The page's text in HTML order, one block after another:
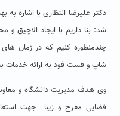
دکتر علیرضا انتظاری با اشاره به
شد: بنا داریم با ایجاد الاچیق
چندمنظوره کنیم که در زمان
شاپ و فست فود به ارائه خدمات
وی هدف مدیریت دانشگاه و
فضایی مفرح و زیبا جهت